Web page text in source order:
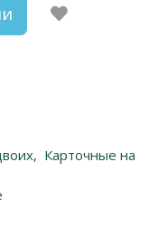
, Карточные на